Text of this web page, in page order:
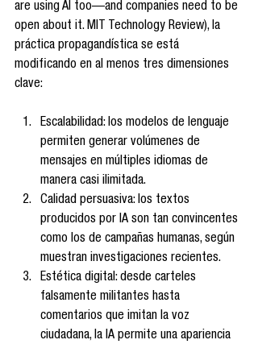
are using AI too—and companies need to be
open about it. MIT Technology Review), la
práctica propagandística se está
modificando en al menos tres dimensiones
clave:
Escalabilidad: los modelos de lenguaje
permiten generar volúmenes de
mensajes en múltiples idiomas de
manera casi ilimitada.
Calidad persuasiva: los textos
producidos por IA son tan convincentes
como los de campañas humanas, según
muestran investigaciones recientes.
Estética digital: desde carteles
falsamente militantes hasta
comentarios que imitan la voz
ciudadana, la IA permite una apariencia